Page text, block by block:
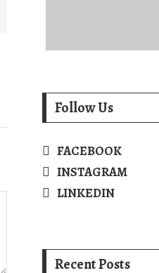
Follow Us
FACEBOOK
INSTAGRAM
LINKEDIN
Recent Posts